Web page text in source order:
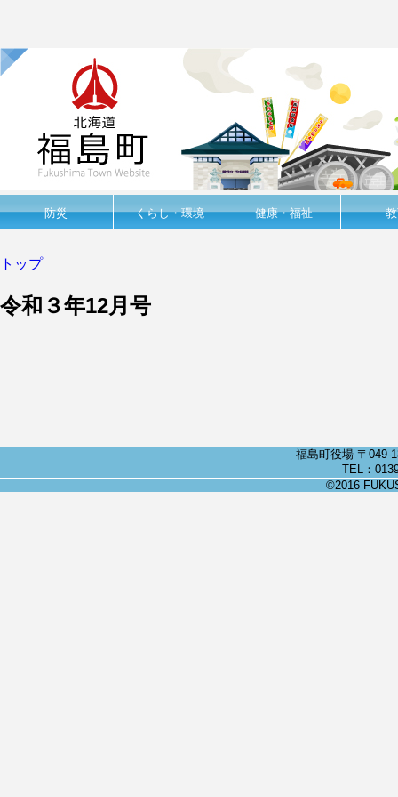
防災 くらし・環境 健康・福祉
トップ
令和３年12月号
福島町役場 〒049-
TEL：
©2016